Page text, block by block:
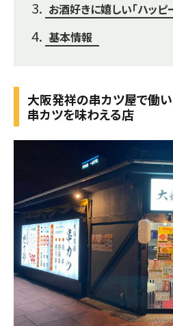
お酒好きに嬉しい「ハッピ
基本情報
大阪発祥の串カツ屋で働
串カツを味わえる店